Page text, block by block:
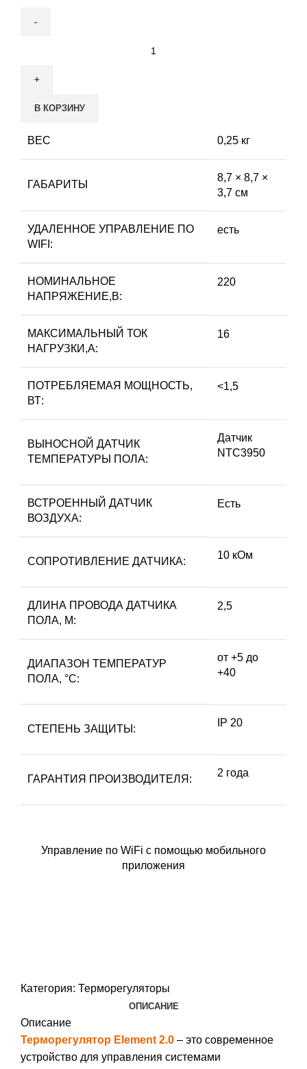
Программируемый
Element
В КОРЗИНУ
ВЕС 0,25 кг
ГАБАРИТЫ
8,7 × 8,7 ×
3,7 см
УДАЛЕННОЕ УПРАВЛЕНИЕ ПО
WIFI:
есть
НОМИНАЛЬНОЕ
НАПРЯЖЕНИЕ,В:
220
МАКСИМАЛЬНЫЙ ТОК
НАГРУЗКИ,А:
16
ПОТРЕБЛЯЕМАЯ МОЩНОСТЬ,
ВТ:
<1,5
ВЫНОСНОЙ ДАТЧИК
ТЕМПЕРАТУРЫ ПОЛА:
Датчик
NTC3950
ВСТРОЕННЫЙ ДАТЧИК
ВОЗДУХА:
Есть
СОПРОТИВЛЕНИЕ ДАТЧИКА:
10 кОм
ДЛИНА ПРОВОДА ДАТЧИКА
ПОЛА, М:
2,5
ДИАПАЗОН ТЕМПЕРАТУР
ПОЛА, °С:
от +5 до
+40
СТЕПЕНЬ ЗАЩИТЫ:
IP 20
ГАРАНТИЯ ПРОИЗВОДИТЕЛЯ:
2 года
Управление по WiFi с помощью мобильного
приложения
Категория: Терморегуляторы
ОПИСАНИЕ
Описание
Терморегулятор Element 2.0 – это современное
устройство для управления системами